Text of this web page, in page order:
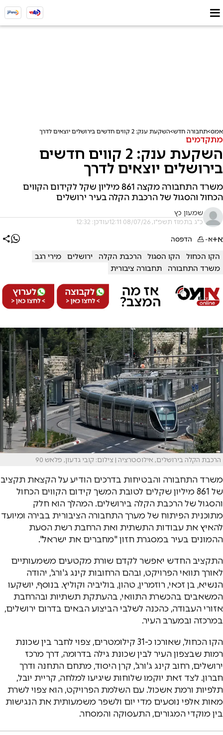
אמס תחבורה חדש השקעת ענק: 2 קווים חדשים בירושלים יוצאים לדרך
מתקדמים
השקעת ענק: 2 קווים חדשים
בירושלים יוצאים לדרך
משרד התחבורה מקצה 861 מיליון שקל לקידום הקווים
הכחול והסגול של הרכבת הקלה בעיר ירושלים
שמעון כץ
כ"ג בתמוז תשפ"ו, 08/07/26 12:11 עודכן: 12:32
א+א- הדפסה
הקו הכחול הקו הסגול הרכבת הקלה ירושלים
מירי רגב
משרד התחבורה
תחבורה ציבורית
הרכבת הקלה בירושלים, אילוסטרציה | צילום: קובי גדעון, פלאש 90
משרד התחבורה והבטיחות בדרכים הודיע על הקצאת תקציב
של 861 מיליון שקלים לטובת המשך קידום הקווים הכחול
והסגול של הרכבת הקלה בירושלים. המהלך הוא חלק
מתוכנית הפיתוח של מערך התחבורה הציבורית בבירה ומיועד
להאיץ את עבודות התשתית ואת הרחבת רשת הסעת
ההמונים בעיר במסגרת חזון "מחברים את ישראל".
התקציב החדש יאפשר לקדם שורת מקטעים משמעותיים
לאורך תוואי הפרויקט, ובהם הרחובות קינג ג'ורג', יהודה
הנשיא, בן זכאי, רוזמרין, טהון, בוליביה וקוליץ. בנוסף, יושקעו
המשאבים בהכשרת התוואי, בהעתקת תשתיות ובהרחבת
אזורי העבודה, כהכנה לשלבי הביצוע הבאים בדרום ירושלים,
במרכזה ובמערב העיר.
הקו הכחול, שאורכו כ-31 קילומטרים, צפוי לחבר בין שכונת
רמות שבצפון העיר לבין שכונת גילה בדרומה, דרך מרכז
ירושלים, רחוב קינג ג'ורג', קרן היסוד, מתחם התחנה ודרך
חברון. לצד זאת יוקמו שלוחות שיגיעו למלחה, קריית יובל,
תלפיות ורמת אשכול. עם השלמת הפרויקט, הוא צפוי לשרת
מאות אלפי נוסעים מדי יום ולשפר משמעותית את הנגישות
בין מוקדי המגורים, התעסוקה והמסחר.